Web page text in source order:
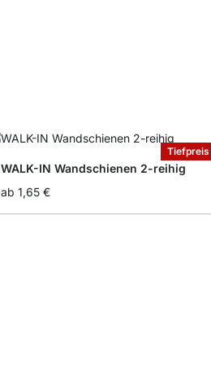
Tiefpreis
WALK-IN Wandschienen 2-reihig
ab 1,65 €